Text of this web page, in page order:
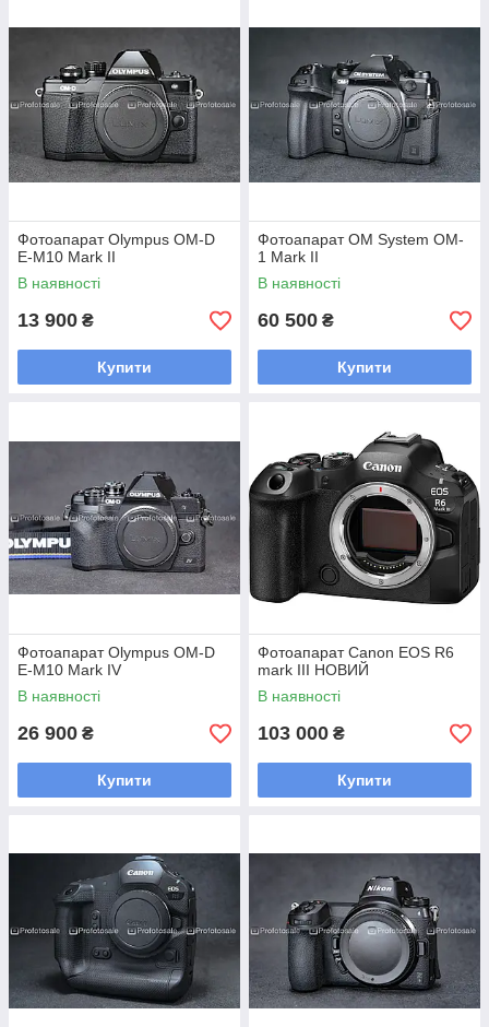
Фотоапарат Olympus OM-D
E-M10 Mark II
В наявності
13 900 ₴
Купити
Фотоапарат OM System OM-
1 Mark II
В наявності
60 500 ₴
Купити
Фотоапарат Olympus OM-D
E-M10 Mark IV
В наявності
26 900 ₴
Купити
Фотоапарат Canon EOS R6
mark III НОВИЙ
В наявності
103 000 ₴
Купити